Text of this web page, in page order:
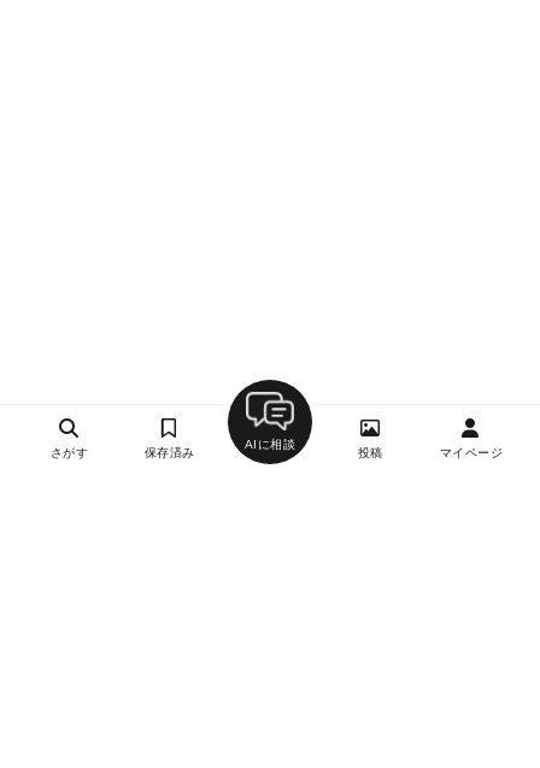
さがす 保存済み
AIに相談
投稿 マイページ